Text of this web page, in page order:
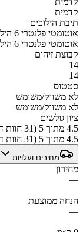
קדמית
תיבת הילוכים
אוטומטי פלנטרי 6 הילוכים
אוטומטי פלנטרי 6 הילוכים
קבוצת זיהום
14
14
סטטוס
לא משווק/משומש
לא משווק/משומש
ציון גולשים
4.5 מתוך 5 (31 חוות דעת)
4.5 מתוך 5 (31 חוות דעת)
מחירים ועלויות
מחירון
—
—
הנחה ממוצעת
—
—